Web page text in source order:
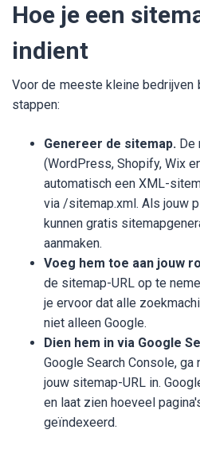
Hoe je een
indient
Voor de meeste kleine
stappen:
Genereer de sitemap.
(WordPress, Shopify, Wix
automatisch een XML-
via /sitemap.xml. Als jouw
kunnen gratis
aanmaken.
Voeg hem toe aan jouw
de sitemap-URL op te
je ervoor dat alle
niet alleen Google.
Dien hem in via Google
Google Search Console, ga
jouw sitemap-URL in.
en laat zien hoeveel
geïndexeerd.